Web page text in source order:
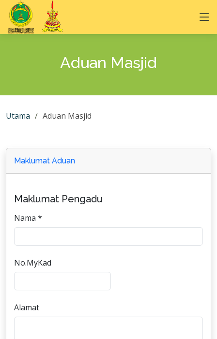
Aduan Masjid
Utama Aduan Masjid
Maklumat Aduan
Maklumat Pengadu
Nama *
No.MyKad
Alamat